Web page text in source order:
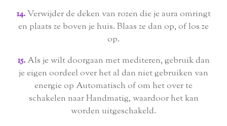
14.Verwijder de deken van rozen die je aura omringt
en plaats ze boven je huis. Blaas ze dan op, of los ze
op.
15.Als je wilt doorgaan met mediteren, gebruik dan
je eigen oordeel over het al dan niet gebruiken van
energie op Automatisch of om het over te
schakelen naar Handmatig, waardoor het kan
worden uitgeschakeld.